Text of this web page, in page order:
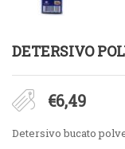
DETERSIVO
€6,49
Detersivo bucato